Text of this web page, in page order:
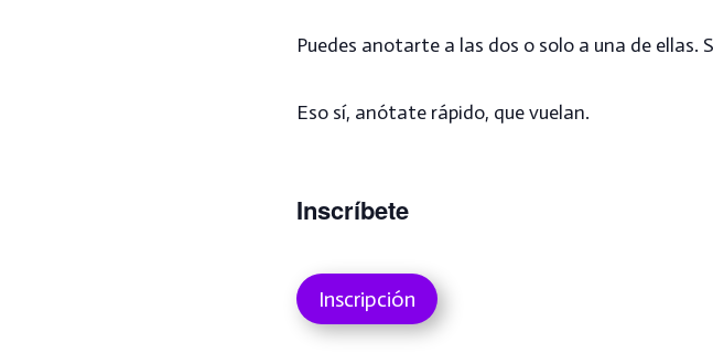
Puedes anotarte a las dos o solo a una de
Eso sí, anótate rápido, que vuelan.
Inscríbete
Inscripción